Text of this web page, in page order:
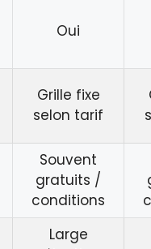
Oui
Grille fixe
selon tarif
Souvent
gratuits /
conditions
Large